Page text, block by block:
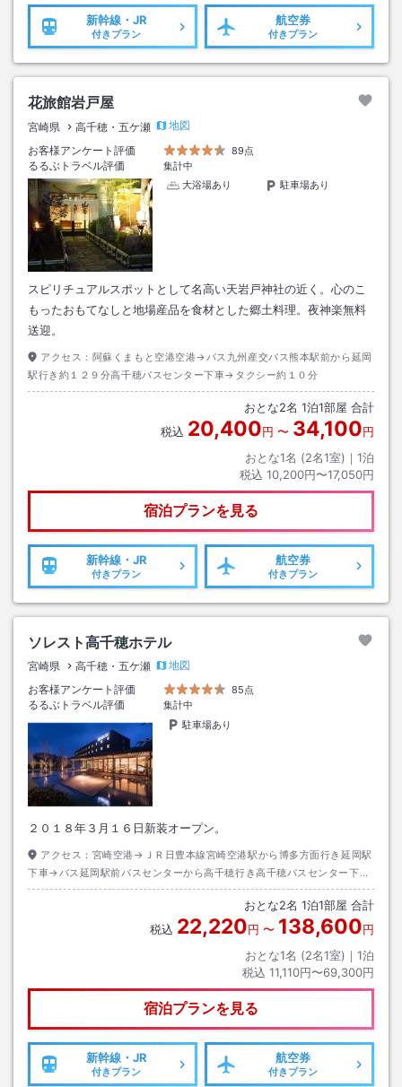
新幹線・JR
付きプラン
航空券
付きプラン
花旅館岩戸屋
宮崎県 高千穂・五ケ瀬
地図
お客様アンケート評価
89点
るるぶトラベル評価
集計中
大浴場あり
駐車場あり
スピリチュアルスポットとして名高い天岩戸神社の近く。心のこ
もったおもてなしと地場産品を食材とした郷土料理。夜神楽無料
送迎。
アクセス： 阿蘇くまもと空港空港→バス九州産交バス熊本駅前から延岡
駅行き約１２９分高千穂バスセンター下車→タクシー約１０分
おとな2名 1泊1部屋 合計
税込 20,400円 〜 34,100円
おとな1名 (2名1室)｜ 1泊
税込 10,200円〜17,050円
宿泊プランを見る
新幹線・JR
付きプラン
航空券
付きプラン
ソレスト高千穂ホテル
宮崎県 高千穂・五ケ瀬
地図
お客様アンケート評価
85点
るるぶトラベル評価
集計中
駐車場あり
２０１８年３月１６日新装オープン。
アクセス： 宮崎空港→ＪＲ日豊本線宮崎空港駅から博多方面行き延岡駅
下車→バス延岡駅前バスセンターから高千穂行き高千穂バスセンター下車
→徒歩約８分
おとな2名 1泊1部屋 合計
税込 22,220円 〜 138,600円
おとな1名 (2名1室)｜ 1泊
税込 11,110円〜69,300円
宿泊プランを見る
新幹線・JR
付きプラン
航空券
付きプラン